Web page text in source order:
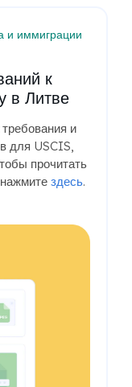
и иммиграции
к
в Литве
и
для USCIS,
прочитать
здесь.